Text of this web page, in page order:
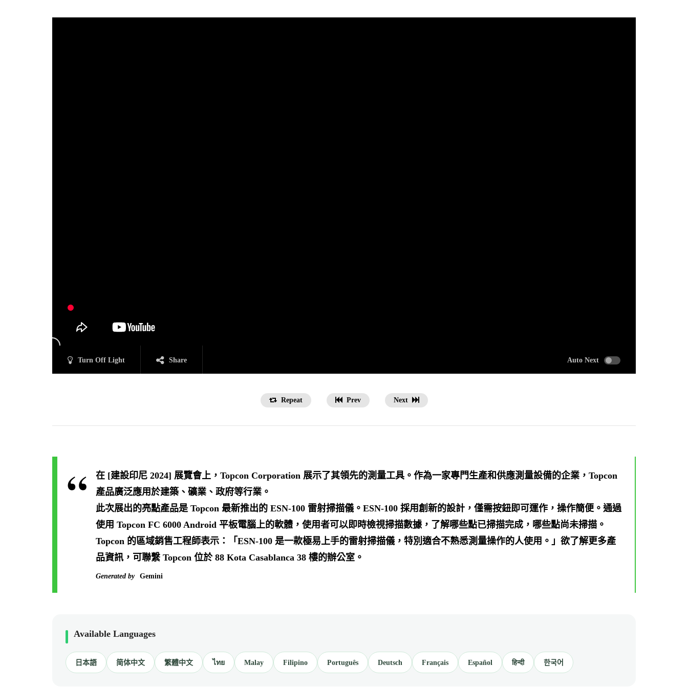
Turn Off Light Share Auto Next
Repeat Prev Next
在 [建設印尼 2024] 展覽會上，Topcon Corporation 展示了其領先的測量工具。作為一家專門生產和供應測量設備的企業，Topcon
產品廣泛應用於建築、礦業、政府等行業。
此次展出的亮點產品是 Topcon 最新推出的 ESN-100 雷射掃描儀。ESN-100 採用創新的設計，僅需按鈕即可運作，操作簡便。通過
使用 Topcon FC 6000 Android 平板電腦上的軟體，使用者可以即時檢視掃描數據，了解哪些點已掃描完成，哪些點尚未掃描。
Topcon 的區域銷售工程師表示：「ESN-100 是一款極易上手的雷射掃描儀，特別適合不熟悉測量操作的人使用。」欲了解更多產
品資訊，可聯繫 Topcon 位於 88 Kota Casablanca 38 樓的辦公室。
Generated by Gemini
Available Languages
日本語 简体中文 繁體中文 ไทย Malay Filipino Português Deutsch Français Español हिन्दी 한국어